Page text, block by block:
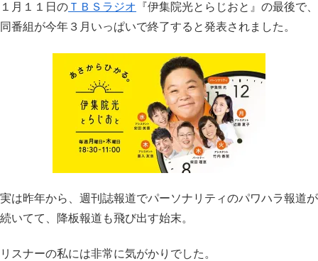
１月１１日の ＴＢＳラジオ 『伊集院光とらじおと』の最後で、
同番組が今年３月いっぱいで終了すると発表されました。
実は昨年から、週刊誌報道でパーソナリティのパワハラ報道が
続いてて、降板報道も飛び出す始末。
リスナーの私には非常に気がかりでした。